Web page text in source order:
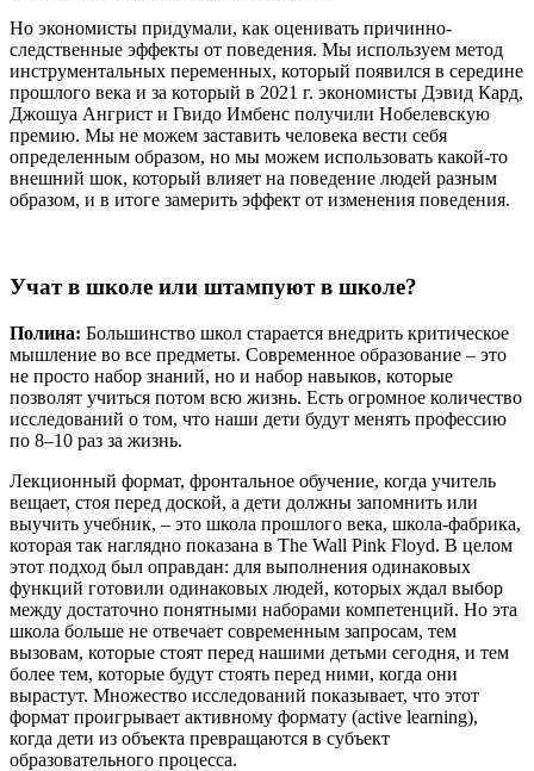
Но экономисты придумали, как оценивать причинно-
следственные эффекты от поведения. Мы используем метод
инструментальных переменных, который появился в середине
прошлого века и за который в 2021 г. экономисты Дэвид Кард,
Джошуа Ангрист и Гвидо Имбенс получили Нобелевскую
премию. Мы не можем заставить человека вести себя
определенным образом, но мы можем использовать какой-то
внешний шок, который влияет на поведение людей разным
образом, и в итоге замерить эффект от изменения поведения.
Учат в школе или штампуют в школе?
Полина: Большинство школ старается внедрить критическое
мышление во все предметы. Современное образование – это
не просто набор знаний, но и набор навыков, которые
позволят учиться потом всю жизнь. Есть огромное количество
исследований о том, что наши дети будут менять профессию
по 8–10 раз за жизнь.
Лекционный формат, фронтальное обучение, когда учитель
вещает, стоя перед доской, а дети должны запомнить или
выучить учебник, – это школа прошлого века, школа-фабрика,
которая так наглядно показана в The Wall Pink Floyd. В целом
этот подход был оправдан: для выполнения одинаковых
функций готовили одинаковых людей, которых ждал выбор
между достаточно понятными наборами компетенций. Но эта
школа больше не отвечает современным запросам, тем
вызовам, которые стоят перед нашими детьми сегодня, и тем
более тем, которые будут стоять перед ними, когда они
вырастут. Множество исследований показывает, что этот
формат проигрывает активному формату (active learning),
когда дети из объекта превращаются в субъект
образовательного процесса.